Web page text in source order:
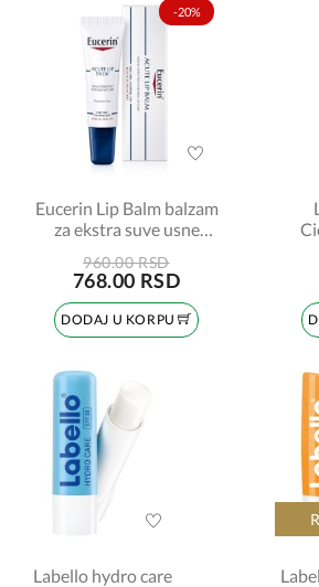
-20%
Eucerin Lip Balm balzam
za ekstra suve usne
960.00 RSD
768.00 RSD
DODAJ U KORPU
Labello hydro care